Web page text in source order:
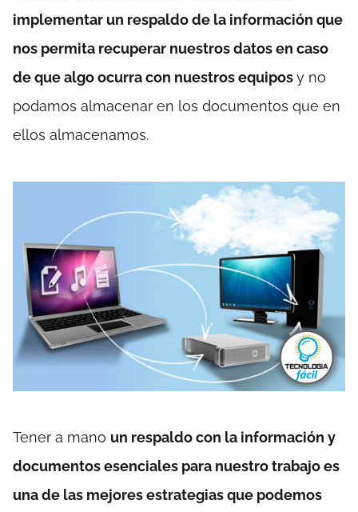
implementar un respaldo de la información que
nos permita recuperar nuestros datos en caso
de que algo ocurra con nuestros equiposy no
podamos almacenar en los documentos que en
ellos almacenamos.
Tener a mano un respaldo con la información y
documentos esenciales para nuestro trabajo es
una de las mejores estrategias que podemos